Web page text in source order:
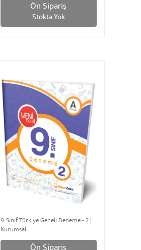
Ön Sipariş
Stokta Yok
9. Sınıf Türkiye Geneli Deneme - 2 |
Kurumsal